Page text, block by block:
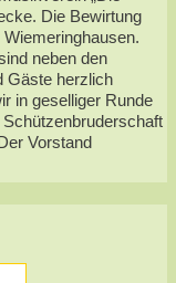
Die Bewirtung
neben den
Gäste herzlich
in geselliger Runde
Vorstand